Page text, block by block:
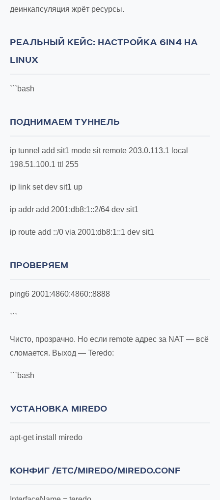
деинкапсуляция жрёт ресурсы.
РЕАЛЬНЫЙ КЕЙС: НАСТРОЙКА 6IN4 НА
LINUX
```bash
ПОДНИМАЕМ ТУННЕЛЬ
ip tunnel add sit1 mode sit remote 203.0.113.1 local
198.51.100.1 ttl 255
ip link set dev sit1 up
ip addr add 2001:db8:1::2/64 dev sit1
ip route add ::/0 via 2001:db8:1::1 dev sit1
ПРОВЕРЯЕМ
ping6 2001:4860:4860::8888
```
Чисто, прозрачно. Но если remote адрес за NAT — всё
сломается. Выход — Teredo:
```bash
УСТАНОВКА MIREDO
apt-get install miredo
КОНФИГ /ETC/MIREDO/MIREDO.CONF